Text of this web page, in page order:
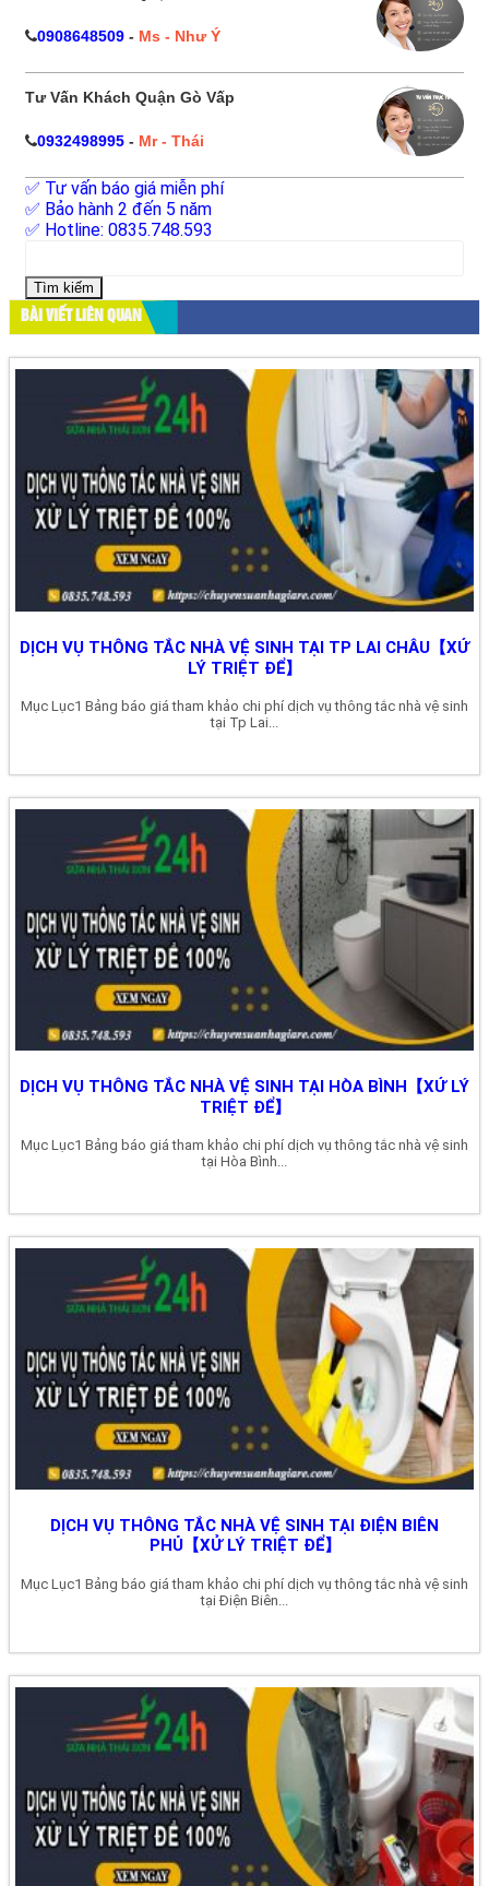
0908648509 - Ms - Như Ý
Tư Vấn Khách Quận Gò Vấp
0932498995 - Mr - Thái
✅ Tư vấn báo giá miễn phí
✅ Bảo hành 2 đến 5 năm
✅ Hotline: 0835.748.593
cho:
BÀI VIẾT LIÊN QUAN
DỊCH VỤ THÔNG TẮC NHÀ VỆ SINH TẠI TP LAI CHÂU【XỬ
LÝ TRIỆT ĐỂ】
Mục Lục1 Bảng báo giá tham khảo chi phí dịch vụ thông tắc nhà vệ sinh
tại Tp Lai...
DỊCH VỤ THÔNG TẮC NHÀ VỆ SINH TẠI HÒA BÌNH【XỬ LÝ
TRIỆT ĐỂ】
Mục Lục1 Bảng báo giá tham khảo chi phí dịch vụ thông tắc nhà vệ sinh
tại Hòa Bình...
DỊCH VỤ THÔNG TẮC NHÀ VỆ SINH TẠI ĐIỆN BIÊN
PHỦ【XỬ LÝ TRIỆT ĐỂ】
Mục Lục1 Bảng báo giá tham khảo chi phí dịch vụ thông tắc nhà vệ sinh
tại Điện Biên...